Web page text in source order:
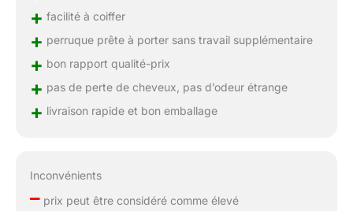
+ facilité à coiffer
+ perruque prête à porter sans travail supplémentaire
+ bon rapport qualité-prix
+ pas de perte de cheveux, pas d’odeur étrange
+ livraison rapide et bon emballage
Inconvénients
–prix peut être considéré comme élevé